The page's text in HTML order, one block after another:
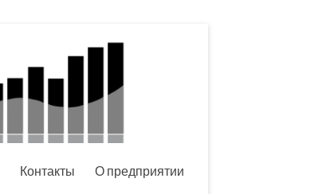
Контакты О предприятии